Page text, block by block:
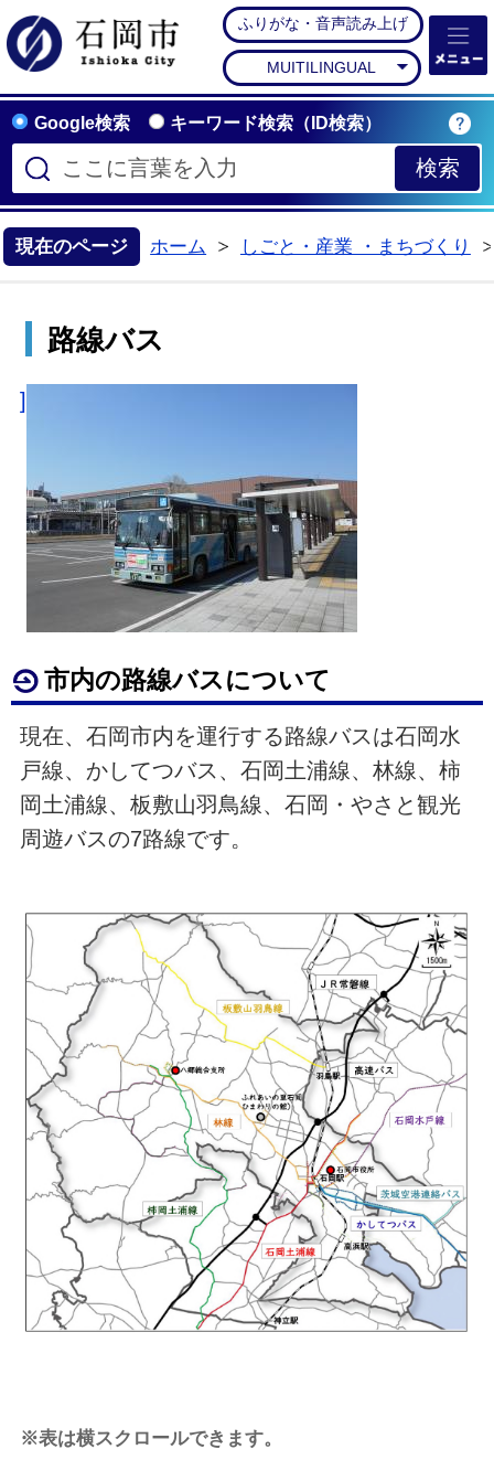
石岡市公式ホームペー
ふりがな・音声読み上げ
MUITILINGUAL
Google検索 キーワード検索（ID検索）
現在のページ ホーム
しごと・産業 ・まちづくり
路線バス
]
市内の路線バスについて
現在、石岡市内を運行する路線バスは石岡水
戸線、かしてつバス、石岡土浦線、林線、柿
岡土浦線、板敷山羽鳥線、石岡・やさと観光
周遊バスの7路線です。
※表は横スクロールできます。